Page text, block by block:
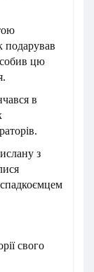
подарував
цю
в
з
свого